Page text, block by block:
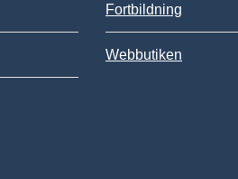
Fortbildning
Webbutiken